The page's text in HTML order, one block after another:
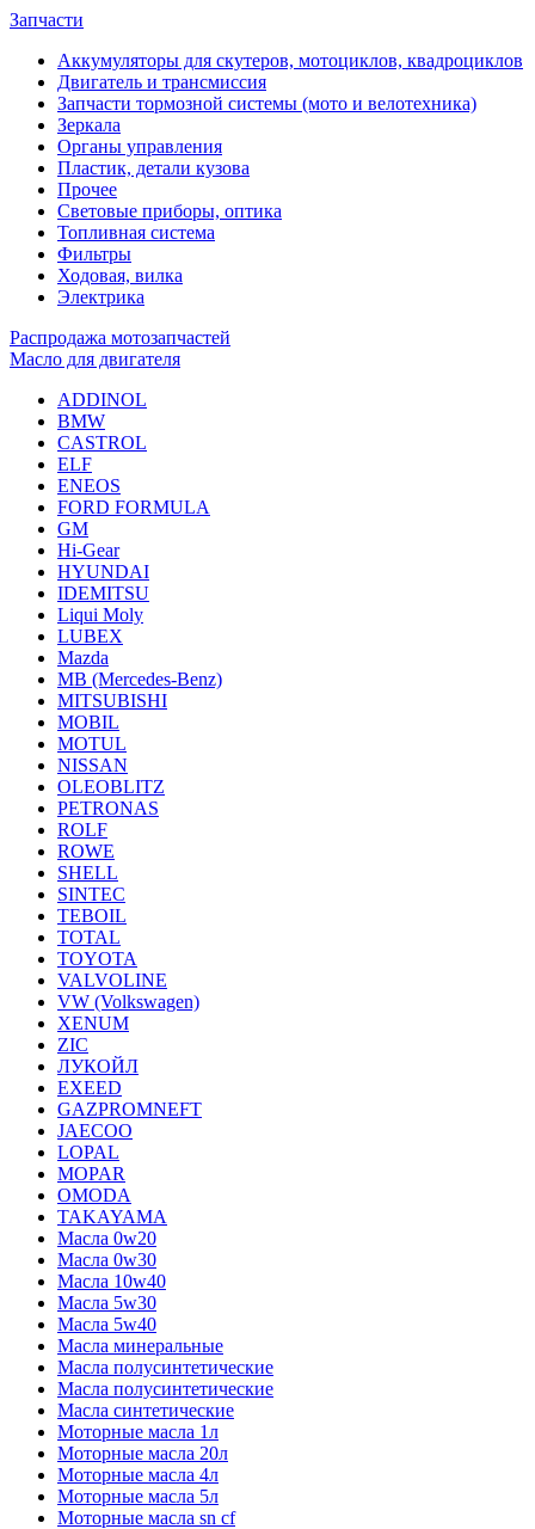
Запчасти
Аккумуляторы для скутеров, мотоциклов, квадроциклов
Двигатель и трансмиссия
Запчасти тормозной системы (мото и велотехника)
Зеркала
Органы управления
Пластик, детали кузова
Прочее
Световые приборы, оптика
Топливная система
Фильтры
Ходовая, вилка
Электрика
Распродажа мотозапчастей
Масло для двигателя
ADDINOL
BMW
CASTROL
ELF
ENEOS
FORD FORMULA
GM
Hi-Gear
HYUNDAI
IDEMITSU
Liqui Moly
LUBEX
Mazda
MB (Mercedes-Вenz)
MITSUBISHI
MOBIL
MOTUL
NISSAN
OLEOBLITZ
PETRONAS
ROLF
ROWE
SHELL
SINTEC
TEBOIL
TOTAL
TOYOTA
VALVOLINE
VW (Volkswagen)
XENUM
ZIC
ЛУКОЙЛ
EXEED
GAZPROMNEFT
JAECOO
LOPAL
MOPAR
OMODA
TAKAYAMA
Масла 0w20
Масла 0w30
Масла 10w40
Масла 5w30
Масла 5w40
Масла минеральные
Масла полусинтетические
Масла полусинтетические
Масла синтетические
Моторные масла 1л
Моторные масла 20л
Моторные масла 4л
Моторные масла 5л
Моторные масла sn cf